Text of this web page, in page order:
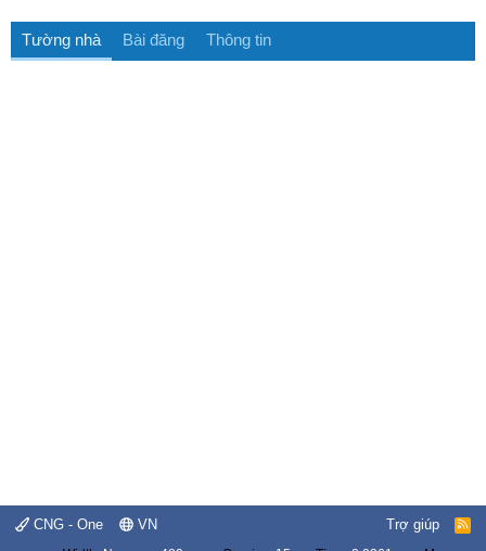
Tường nhà Bài đăng Thông tin
CNG - One VN Trợ giúp
R